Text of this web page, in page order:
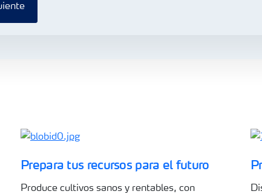
Prepara tus recursos para el futuro
Produce cultivos sanos y rentables, con